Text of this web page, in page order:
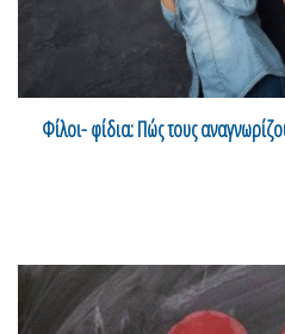
Φίλοι- φίδια: Πώς τους